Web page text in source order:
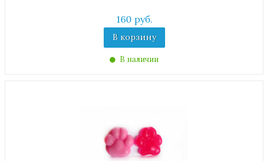
160 руб.
В корзину
В наличии